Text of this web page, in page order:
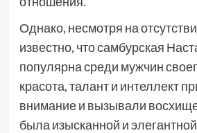
Однако, несмотря на
известно, что самбурская
популярна среди мужчин
красота, талант и интеллект
внимание и вызывали
была изысканной и